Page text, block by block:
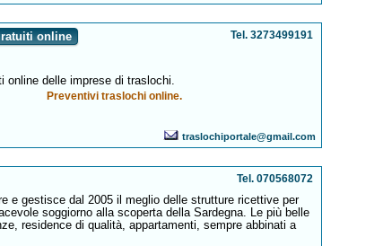
online Tel. 3273499191
online delle imprese di traslochi.
Preventivi traslochi online.
traslochiportale@gmail.com
Tel. 070568072
e gestisce dal 2005 il meglio delle strutture ricettive per
soggiorno alla scoperta della Sardegna. Le più belle
residence di qualità, appartamenti, sempre abbinati a